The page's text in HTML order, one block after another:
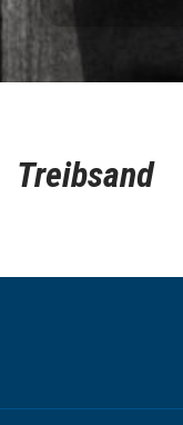
Treibsand